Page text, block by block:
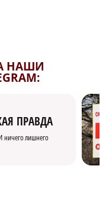
НАШИ
ПРАВДА
ничего лишнего